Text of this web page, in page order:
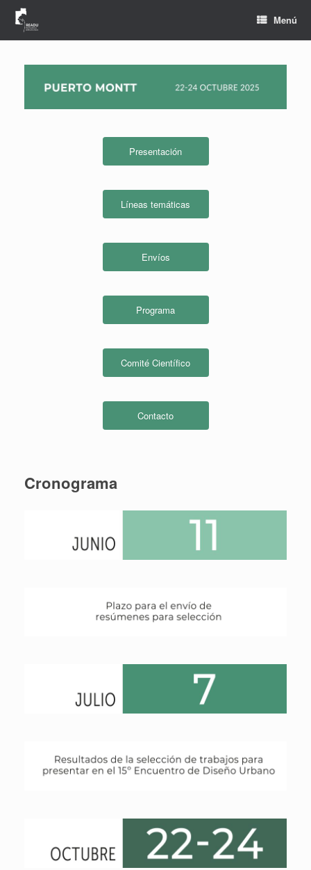
Saltar
contenido
Menú
Presentación
Líneas temáticas
Envíos
Programa
Comité Científico
Contacto
Cronograma